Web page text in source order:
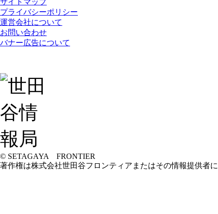
サイトマップ
プライバシーポリシー
運営会社について
お問い合わせ
バナー広告について
© SETAGAYA FRONTIER
著作権は株式会社世田谷フロンティアまたはその情報提供者